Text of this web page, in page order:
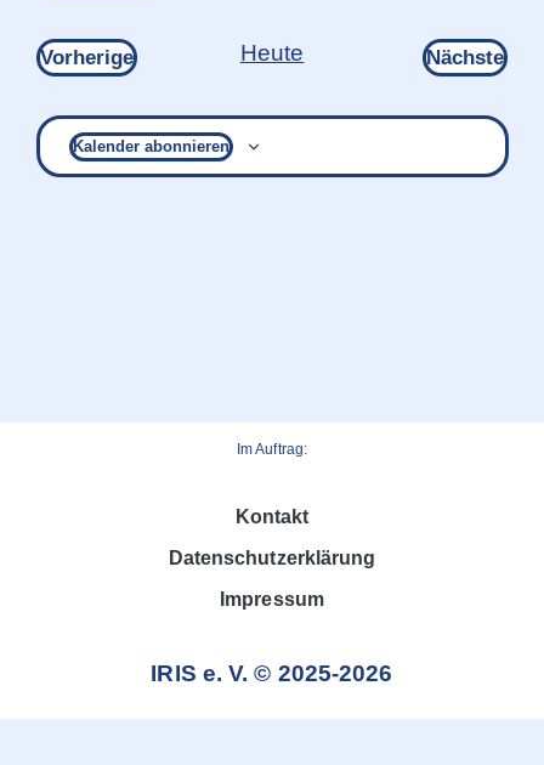
VorherigeVeranstaltungen
Heute Nächste
Kalender abonnieren
Im Auftrag:
Kontakt
Datenschutzerklärung
Impressum
IRIS e. V. © 2025-2026